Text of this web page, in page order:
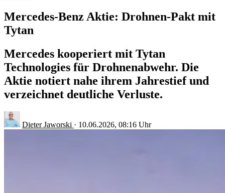
Mercedes-Benz Aktie: Drohnen-Pakt mit
Tytan
Mercedes kooperiert mit Tytan
Technologies für Drohnenabwehr. Die
Aktie notiert nahe ihrem Jahrestief und
verzeichnet deutliche Verluste.
Dieter Jaworski · 10.06.2026, 08:16 Uhr